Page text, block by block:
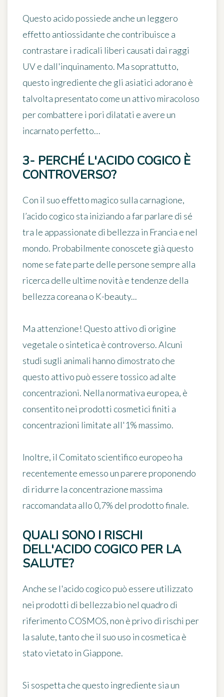
Questo acido possiede anche un leggero
effetto antiossidante che contribuisce a
contrastare i radicali liberi causati dai raggi
UV e dall'inquinamento. Ma soprattutto,
questo ingrediente che gli asiatici adorano è
talvolta presentato come un attivo miracoloso
per combattere i pori dilatati e avere un
incarnato perfetto…
3- PERCHÉ L'ACIDO COGICO È
CONTROVERSO?
Con il suo effetto magico sulla carnagione,
l’acido cogico sta iniziando a far parlare di sé
tra le appassionate di bellezza in Francia e nel
mondo. Probabilmente conoscete già questo
nome se fate parte delle persone sempre alla
ricerca delle ultime novità e tendenze della
bellezza coreana o K-beauty...
Ma attenzione! Questo attivo di origine
vegetale o sintetica è controverso. Alcuni
studi sugli animali hanno dimostrato che
questo attivo può essere tossico ad alte
concentrazioni. Nella normativa europea, è
consentito nei prodotti cosmetici finiti a
concentrazioni limitate all'1% massimo.
Inoltre, il Comitato scientifico europeo ha
recentemente emesso un parere proponendo
di ridurre la concentrazione massima
raccomandata allo 0,7% del prodotto finale.
QUALI SONO I RISCHI
DELL'ACIDO COGICO PER LA
SALUTE?
Anche se l'acido cogico può essere utilizzato
nei prodotti di bellezza bio nel quadro di
riferimento COSMOS, non è privo di rischi per
la salute, tanto che il suo uso in cosmetica è
stato vietato in Giappone.
Si sospetta che questo ingrediente sia un